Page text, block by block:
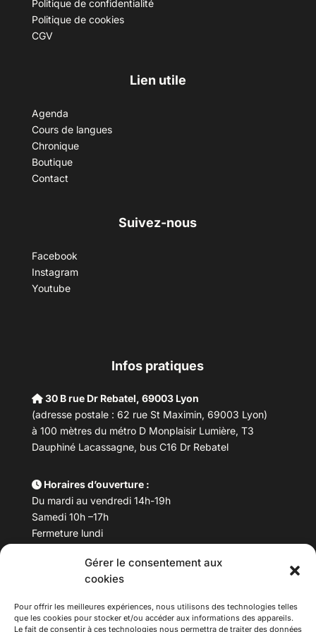
Gérer le consentement aux
cookies
Pour offrir les meilleures expériences, nous utilisons des technologies telles
que les cookies pour stocker et/ou accéder aux informations des appareils.
Le fait de consentir à ces technologies nous permettra de traiter des données
Politique de confidentialité
Politique de cookies
CGV
Lien utile
Agenda
Cours de langues
Chronique
Boutique
Contact
Suivez-nous
Facebook
Instagram
Youtube
Infos pratiques
30 B rue Dr Rebatel, 69003 Lyon
(adresse postale : 62 rue St Maximin, 69003 Lyon)
à 100 mètres du métro D Monplaisir Lumière, T3
Dauphiné Lacassagne, bus C16 Dr Rebatel
Horaires d’ouverture :
Du mardi au vendredi 14h-19h
Samedi 10h –17h
Fermeture lundi
Téléphone : 04 78 53 06 40
maisondesculturesasiatiques@asiexpo.com